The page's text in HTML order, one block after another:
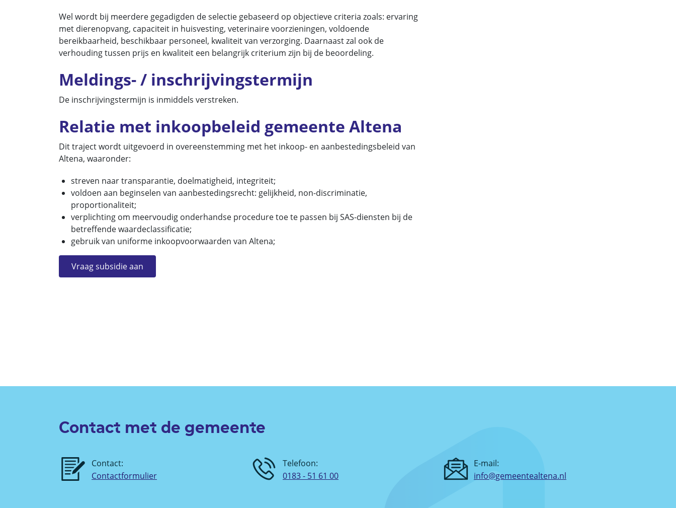
Wel wordt bij meerdere gegadigden de selectie gebaseerd op objectieve criteria zoals: ervaring
met dierenopvang, capaciteit in huisvesting, veterinaire voorzieningen, voldoende
bereikbaarheid, beschikbaar personeel, kwaliteit van verzorging. Daarnaast zal ook de
verhouding tussen prijs en kwaliteit een belangrijk criterium zijn bij de beoordeling.
Meldings- / inschrijvingstermijn
De inschrijvingstermijn is inmiddels verstreken.
Relatie met inkoopbeleid gemeente Altena
Dit traject wordt uitgevoerd in overeenstemming met het inkoop- en aanbestedingsbeleid van
Altena, waaronder:
streven naar transparantie, doelmatigheid, integriteit;
voldoen aan beginselen van aanbestedingsrecht: gelijkheid, non-discriminatie,
proportionaliteit;
verplichting om meervoudig onderhandse procedure toe te passen bij SAS-diensten bij de
betreffende waardeclassificatie;
gebruik van uniforme inkoopvoorwaarden van Altena;
Vraag subsidie aan
Contact met de gemeente
Contact:
Contactformulier
Telefoon:
0183 - 51 61 00
E-mail:
info@gemeentealtena.nl